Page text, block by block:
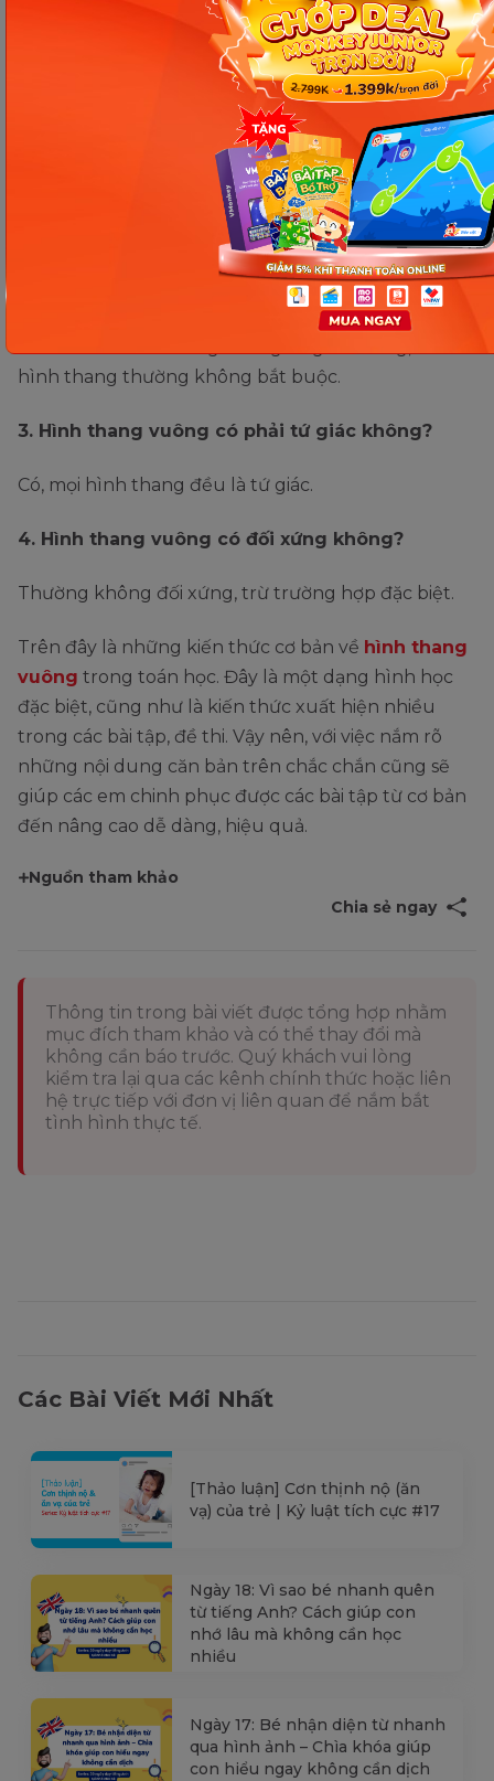
Câu hỏi thường gặp về hình
1. Hình thang vuông có mấy cạnh song song?
Có hai cạnh song song gọi là đáy lớn và đáy bé.
2. Hình thang vuông khác hình thang thường ở
hình thang thường không bắt buộc.
3. Hình thang vuông có phải tứ giác không?
Có, mọi hình thang đều là tứ giác.
4. Hình thang vuông có đối xứng không?
Thường không đối xứng, trừ trường hợp đặc biệt.
Trên đây là những kiến thức cơ bản về hình thang
vuông trong toán học. Đây là một dạng hình học
đặc biệt, cũng như là kiến thức xuất hiện nhiều
trong các bài tập, đề thi. Vậy nên, với việc nắm rõ
những nội dung căn bản trên chắc chắn cũng sẽ
giúp các em chinh phục được các bài tập từ cơ bản
đến nâng cao dễ dàng, hiệu quả.
Nguồn tham khảo
Chia sẻ ngay
Thông tin trong bài viết được tổng hợp nhằm
mục đích tham khảo và có thể thay đổi mà
không cần báo trước. Quý khách vui lòng
kiểm tra lại qua các kênh chính thức hoặc liên
hệ trực tiếp với đơn vị liên quan để nắm bắt
tình hình thực tế.
Các Bài Viết Mới Nhất
[Thảo luận] Cơn thịnh nộ (ăn
vạ) của trẻ | Kỷ luật tích cực #17
Ngày 18: Vì sao bé nhanh quên
từ tiếng Anh? Cách giúp con
nhớ lâu mà không cần học
nhiều
Ngày 17: Bé nhận diện từ nhanh
qua hình ảnh – Chìa khóa giúp
con hiểu ngay không cần dịch